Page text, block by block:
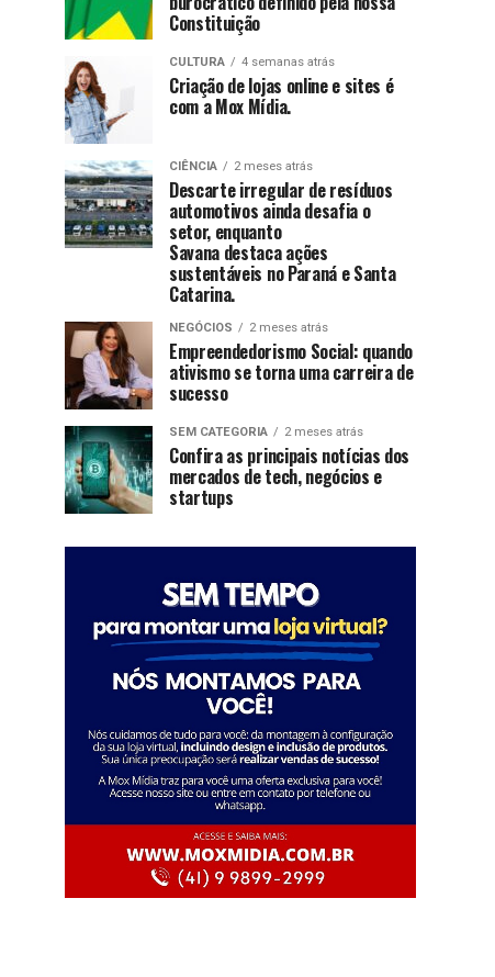
Constituição
CULTURA 4 semanas atrás
Criação de lojas online e sites é
com a Mox Mídia.
CIÊNCIA 2 meses atrás
Descarte irregular de resíduos
automotivos ainda desafia o
setor, enquanto
Savana destaca ações
sustentáveis no Paraná e Santa
Catarina.
NEGÓCIOS 2 meses atrás
Empreendedorismo Social: quando
ativismo se torna uma carreira de
sucesso
SEM CATEGORIA 2 meses atrás
Confira as principais notícias dos
mercados de tech, negócios e
startups